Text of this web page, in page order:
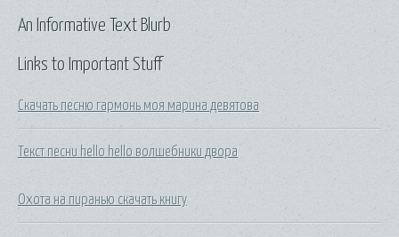
Links to Important Stuff
Скачать песню гармонь моя марина девятова
Текст песни hello hello волшебники двора
Охота на пиранью скачать книгу
An Informative Text Blurb